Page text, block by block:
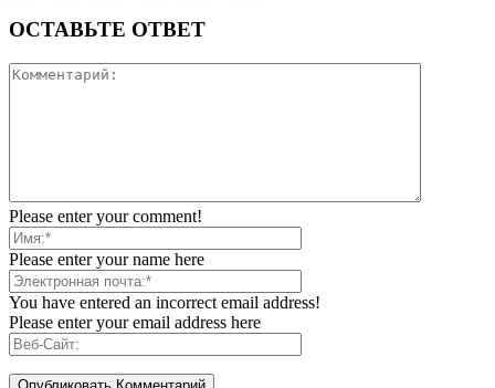
ОСТАВЬТЕ ОТВЕТ
Please enter your comment!
Please enter your name here
You have entered an incorrect email address!
Please enter your email address here